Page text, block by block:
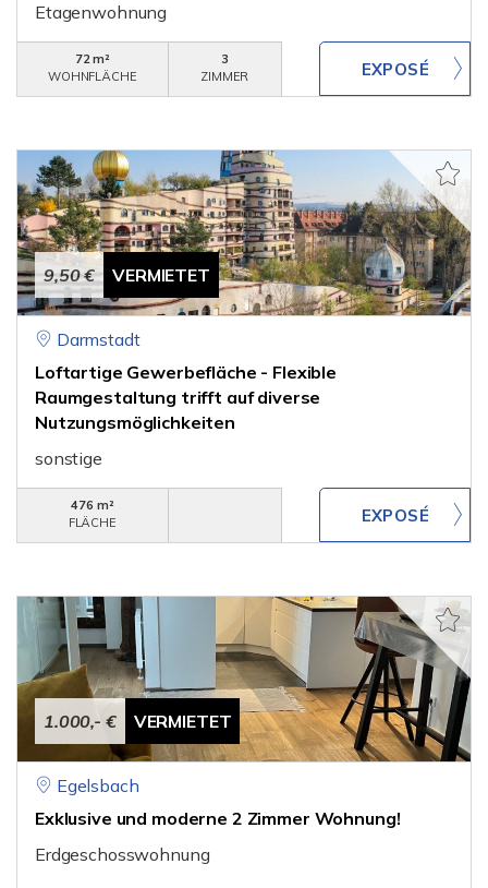
Etagenwohnung
72 m²
WOHNFLÄCHE
3
ZIMMER
9,50 € VERMIETET
Darmstadt
Loftartige Gewerbefläche - Flexible
Raumgestaltung trifft auf di­verse
Nutzungsmöglichkeiten
sonstige
476 m²
FLÄCHE
1.000,- € VERMIETET
Egelsbach
Exklusive und moderne 2 Zimmer Wohnung!
Erdgeschosswohnung